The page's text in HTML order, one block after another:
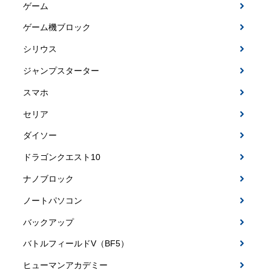
ゲーム
ゲーム機ブロック
シリウス
ジャンプスターター
スマホ
セリア
ダイソー
ドラゴンクエスト10
ナノブロック
ノートパソコン
バックアップ
バトルフィールドV（BF5）
ヒューマンアカデミー